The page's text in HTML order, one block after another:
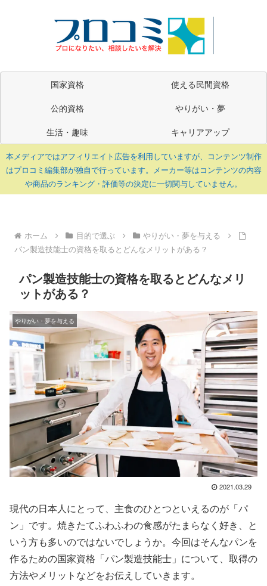
国家資格
使える民間資格
公的資格
やりがい・夢
生活・趣味
キャリアアップ
本メディアではアフィリエイト広告を利用していますが、コンテンツ制作
はプロコミ編集部が独自で行っています。メーカー等はコンテンツの内容
や商品のランキング・評価等の決定に一切関与していません。
ホーム 目的で選ぶ
やりがい・夢を与える
パン製造技能士の資格を取るとどんなメリットがある？
パン製造技能士の資格を取るとどんなメリ
ットがある？
やりがい・夢を与える
2021.03.29
現代の日本人にとって、主食のひとつといえるのが「パ
ン」です。焼きたてふわふわの食感がたまらなく好き、と
いう方も多いのではないでしょうか。今回はそんなパンを
作るための国家資格「パン製造技能士」について、取得の
方法やメリットなどをお伝えしていきます。